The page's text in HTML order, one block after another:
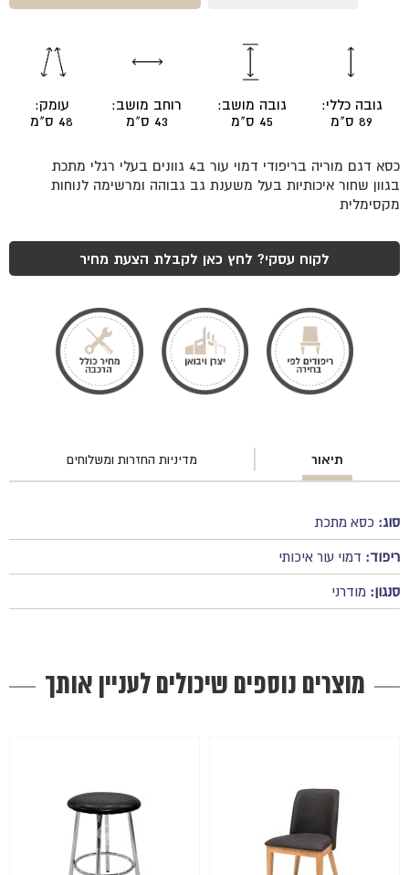
שחורה
גובה כללי:
89 ס"מ
גובה מושב:
45 ס"מ
רוחב מושב:
43 ס"מ
עומק:
48 ס"מ
כסא דגם מוריה בריפודי דמוי עור ב4 גוונים בעלי רגלי מתכת
בגוון שחור איכותיות בעל משענת גב גבוהה ומרשימה לנוחות
מקסימלית
לקוח עסקי? לחץ כאן לקבלת הצעת מחיר
תיאור מדיניות החזרות ומשלוחים
סוג: כסא מתכת
ריפוד: דמוי עור איכותי
סנגון: מודרני
מוצרים נוספים שיכולים לעניין אותך